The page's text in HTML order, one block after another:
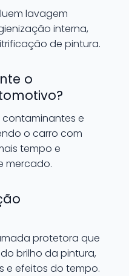
lavagem
interna,
de pintura.
o
e
o carro com
tempo e
mercado.
protetora que
brilho da pintura,
e efeitos do tempo.